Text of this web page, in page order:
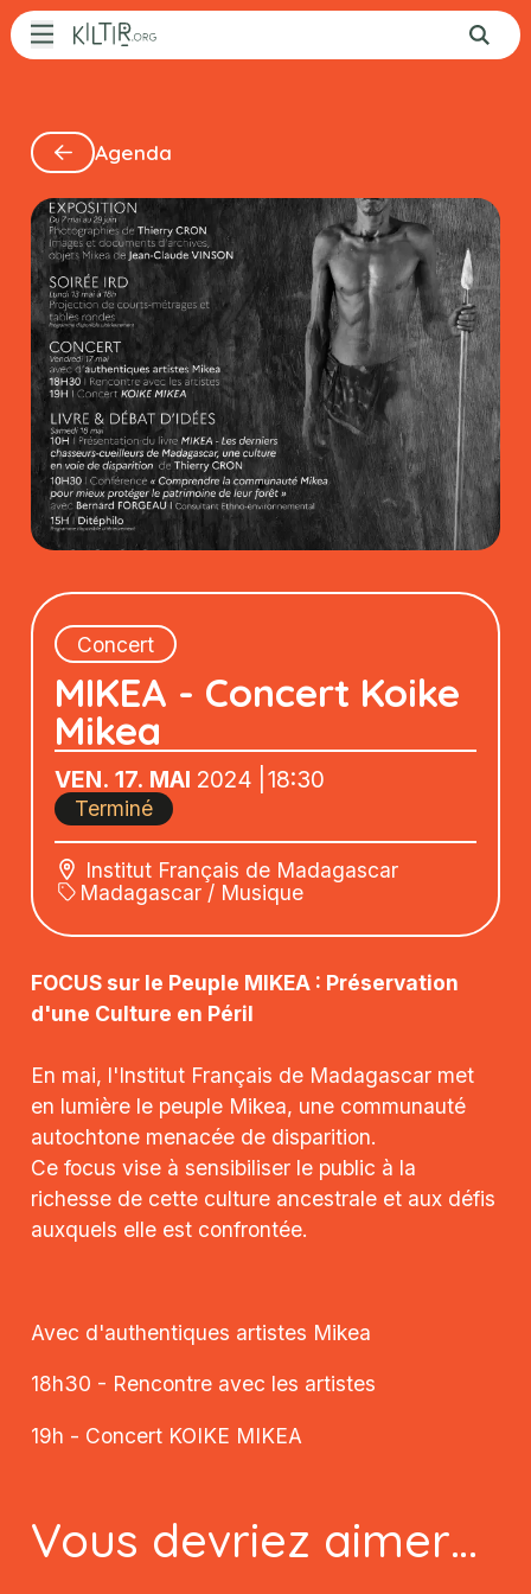
Aller au contenu principal
Agenda
Concert
MIKEA - Concert Koike
Mikea
VEN. 17. MAI 2024 18:30
Terminé
Institut Français de Madagascar
Madagascar / Musique
FOCUS sur le Peuple MIKEA : Préservation
d'une Culture en Péril
En mai, l'Institut Français de Madagascar met
en lumière le peuple Mikea, une communauté
autochtone menacée de disparition.
Ce focus vise à sensibiliser le public à la
richesse de cette culture ancestrale et aux défis
auxquels elle est confrontée.
Avec d'authentiques artistes Mikea
18h30 - Rencontre avec les artistes
19h - Concert KOIKE MIKEA
Vous devriez aimer…
Actualités
Patrimoine
Appels à projets
Opportunités
Agenda
RejoignezKiltir
Contact
L’équipe